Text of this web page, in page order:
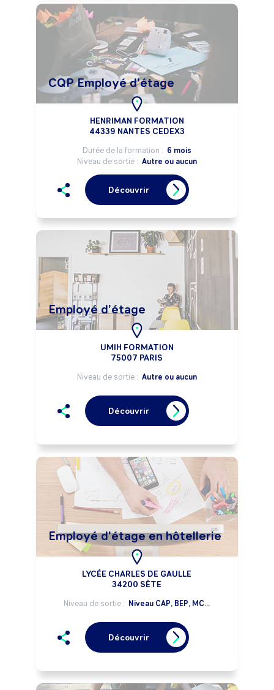
CQP Employé d'étage
HENRIMAN FORMATION
44339 NANTES CEDEX3
Durée de la formation : 6 mois
Niveau de sortie : Autre ou aucun
Découvrir
Employé d'étage
UMIH FORMATION
75007 PARIS
Niveau de sortie : Autre ou aucun
Découvrir
Employé d'étage en hôtellerie
LYCÉE CHARLES DE GAULLE
34200 SÈTE
Niveau de sortie : Niveau CAP, BEP, MC...
Découvrir